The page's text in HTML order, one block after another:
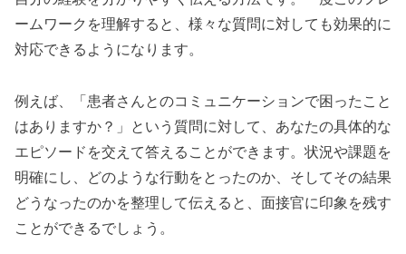
ームワークを理解すると、様々な質問に対しても効果的に
対応できるようになります。
例えば、「患者さんとのコミュニケーションで困ったこと
はありますか？」という質問に対して、あなたの具体的な
エピソードを交えて答えることができます。状況や課題を
明確にし、どのような行動をとったのか、そしてその結果
どうなったのかを整理して伝えると、面接官に印象を残す
ことができるでしょう。